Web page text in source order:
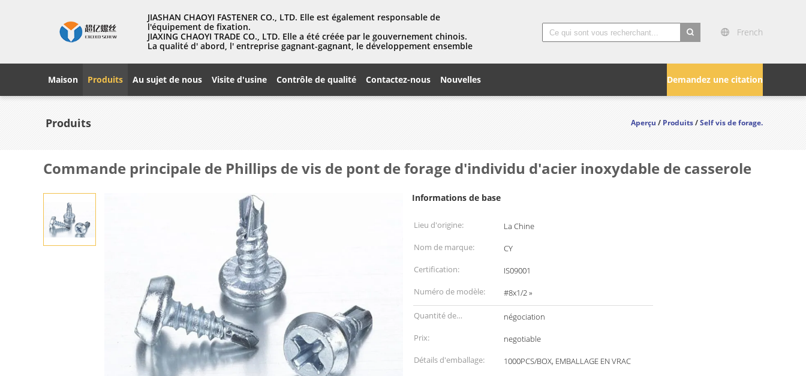
JIASHAN CHAOYI FASTENER CO., LTD. Elle est également responsable de
l'équipement de fixation.
JIAXING CHAOYI TRADE CO., LTD. Elle a été créée par le gouvernement chinois.
La qualité d' abord, l' entreprise gagnant-gagnant, le développement ensemble
French
Demandez une citation
Maison Produits Au sujet de nous Visite d'usine Contrôle de qualité Contactez-nous Nouvelles
Produits Aperçu/Produits/Self vis de forage.
Commande principale de Phillips de vis de pont de forage d'individu d'acier inoxydable de casserole
Informations de base
Lieu d'origine:
La Chine
Nom de marque:
CY
Certification:
IS09001
Numéro de modèle:
#8x1/2 »
Quantité de
commande min:
négociation
Prix:
negotiable
Détails d'emballage:
1000PCS/BOX, EMBALLAGE EN VRAC